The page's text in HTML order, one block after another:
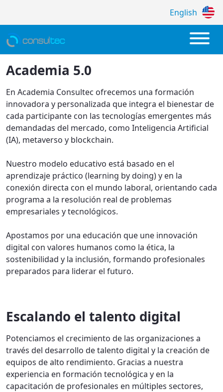
English
Academia
Academia 5.0
En Academia Consultec ofrecemos una formación
innovadora y personalizada que integra el bienestar de
cada participante con las tecnologías emergentes más
demandadas del mercado, como Inteligencia Artificial
(IA), metaverso y blockchain.
Nuestro modelo educativo está basado en el
aprendizaje práctico (learning by doing) y en la
conexión directa con el mundo laboral, orientando cada
programa a la resolución real de problemas
empresariales y tecnológicos.
Apostamos por una educación que une innovación
digital con valores humanos como la ética, la
sostenibilidad y la inclusión, formando profesionales
preparados para liderar el futuro.
Escalando el talento digital
Potenciamos el crecimiento de las organizaciones a
través del desarrollo de talento digital y la creación de
equipos de alto rendimiento. Gracias a nuestra
experiencia en formación tecnológica y en la
capacitación de profesionales en múltiples sectores,